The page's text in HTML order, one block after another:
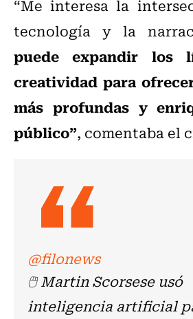
“Me interesa la
tecnología y la
puede expandir los
creatividad para
más profundas y
público”, comentaba el
@filonews
🖱️ Martin Scorsese usó
inteligencia artificial